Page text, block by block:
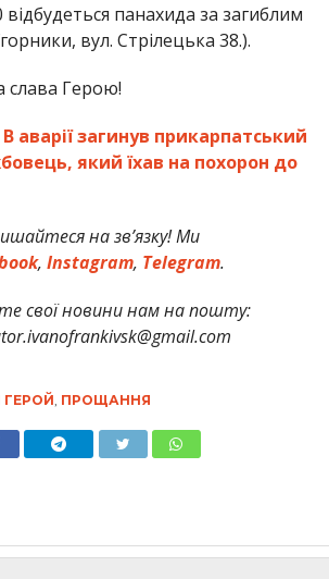
відбудеться панахида за загиблим
вул. Стрілецька 38.).
слава Герою!
В аварії загинув прикарпатський
який їхав на похорон до
на зв’язку! Ми
, Instagram, Telegram.
свої новини нам на пошту:
ГЕРОЙ ПРОЩАННЯ